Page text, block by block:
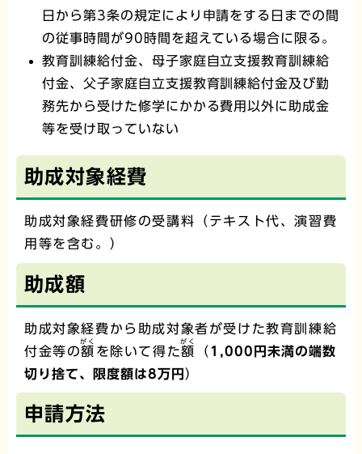
日から第3条の規定により申請をする日までの間
の従事時間が90時間を超えている場合に限る。
教育訓練給付金、母子家庭自立支援教育訓練給
付金、父子家庭自立支援教育訓練給付金及び勤
務先から受けた修学にかかる費用以外に助成金
等を受け取っていない
助成対象経費
助成対象経費研修の受講料（テキスト代、演習費
用等を含む。）
助成額
助成対象経費から助成対象者が受けた教育訓練給
付金等の額
がく
を除いて得た額
がく
（ 1,000円未満の端数
切り捨て、限度額は8万円 ）
申請方法